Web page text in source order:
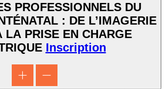
PROFESSIONNELS DU
: DE L’IMAGERIE
LA PRISE EN CHARGE
Inscription